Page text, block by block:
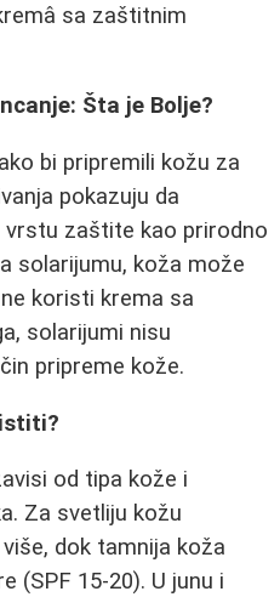
sa zaštitnim
Šta je Bolje?
bi pripremili kožu za
pokazuju da
zaštite kao prirodno
solarijumu, koža može
koristi krema sa
solarijumi nisu
pripreme kože.
od tipa kože i
Za svetliju kožu
dok tamnija koža
(SPF 15-20). U junu i